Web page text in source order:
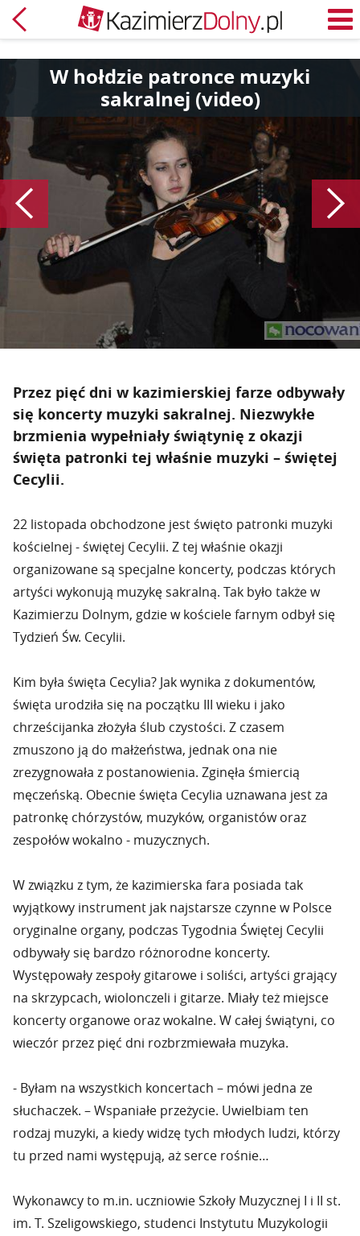
Powrót
W hołdzie patronce muzyki
sakralnej (video)
Poprzedni
Przez pięć dni w kazimierskiej farze odbywały
się koncerty muzyki sakralnej. Niezwykłe
brzmienia wypełniały świątynię z okazji
święta patronki tej właśnie muzyki – świętej
Cecylii.
22 listopada obchodzone jest święto patronki muzyki
kościelnej - świętej Cecylii. Z tej właśnie okazji
organizowane są specjalne koncerty, podczas których
artyści wykonują muzykę sakralną. Tak było także w
Kazimierzu Dolnym, gdzie w kościele farnym odbył się
Tydzień Św. Cecylii.
Kim była święta Cecylia? Jak wynika z dokumentów,
święta urodziła się na początku III wieku i jako
chrześcijanka złożyła ślub czystości. Z czasem
zmuszono ją do małżeństwa, jednak ona nie
zrezygnowała z postanowienia. Zginęła śmiercią
męczeńską. Obecnie święta Cecylia uznawana jest za
patronkę chórzystów, muzyków, organistów oraz
zespołów wokalno - muzycznych.
W związku z tym, że kazimierska fara posiada tak
wyjątkowy instrument jak najstarsze czynne w Polsce
oryginalne organy, podczas Tygodnia Świętej Cecylii
odbywały się bardzo różnorodne koncerty.
Występowały zespoły gitarowe i soliści, artyści grający
na skrzypcach, wiolonczeli i gitarze. Miały też miejsce
koncerty organowe oraz wokalne. W całej świątyni, co
wieczór przez pięć dni rozbrzmiewała muzyka.
- Byłam na wszystkich koncertach – mówi jedna ze
słuchaczek. – Wspaniałe przeżycie. Uwielbiam ten
rodzaj muzyki, a kiedy widzę tych młodych ludzi, którzy
tu przed nami występują, aż serce rośnie…
Wykonawcy to m.in. uczniowie Szkoły Muzycznej I i II st.
im. T. Szeligowskiego, studenci Instytutu Muzykologii